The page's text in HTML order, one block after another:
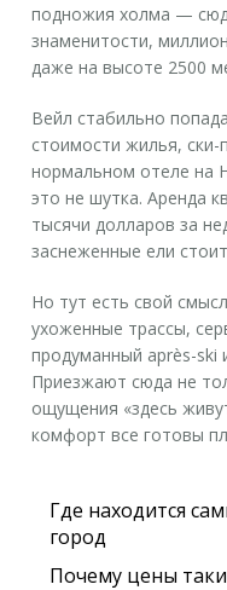
подножия холма —
знаменитости,
даже на высоте 2500
Вейл стабильно
стоимости жилья, ски-
нормальном отеле на
это не шутка. Аренда
тысячи долларов за
заснеженные ели
Но тут есть свой
ухоженные трассы,
продуманный après-ski
Приезжают сюда не
ощущения «здесь
комфорт все готовы
Где находится
город
Почему цены